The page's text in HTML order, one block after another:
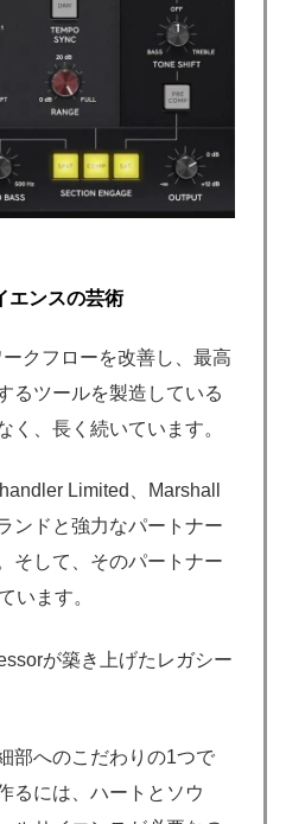
エンスの芸術
クフローを改善し、最高
るツールを製造している
く、長く続いています。
Limited、Marshall
ンドと強力なパートナー
そして、そのパートナー
います。
が築き上げたレガシー
部へのこだわりの1つで
るには、ハートとソウ